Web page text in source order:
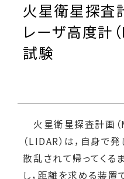
火星衛星探査
レーザ高度計
試験
火星衛星探査計画（
（LIDAR）は，自身で
散乱されて帰ってくる
し，距離を求める装置